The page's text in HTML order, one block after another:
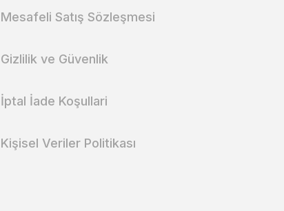
Mesafeli Satış Sözleşmesi
Gizlilik ve Güvenlik
İptal İade Koşullari
Kişisel Veriler Politikası